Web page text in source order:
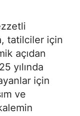
tatilciler için
açıdan
yılında
için
ve